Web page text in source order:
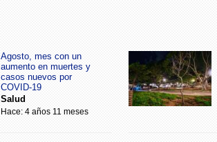
Agosto, mes con un
aumento en muertes y
casos nuevos por
COVID-19
Salud
Hace: 4 años 11 meses